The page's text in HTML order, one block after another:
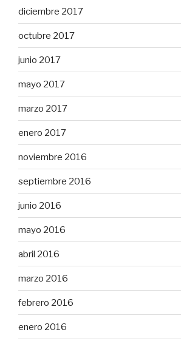
diciembre 2017
octubre 2017
junio 2017
mayo 2017
marzo 2017
enero 2017
noviembre 2016
septiembre 2016
junio 2016
mayo 2016
abril 2016
marzo 2016
febrero 2016
enero 2016